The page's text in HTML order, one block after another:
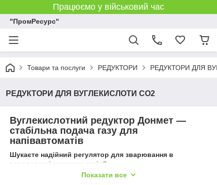
Працюємо у військовий час
"ПромРесурс"
Товари та послуги РЕДУКТОРИ РЕДУКТОРИ ДЛЯ
РЕДУКТОРИ ДЛЯ ВУГЛЕКИСЛОТИ CO2
Вуглекислотний редуктор Донмет —
стабільна подача газу для
напівавтоматів
Шукаєте надійний регулятор для зварювання в
середовищі захисних газів?
вуглекислотний редуктор
Показати все